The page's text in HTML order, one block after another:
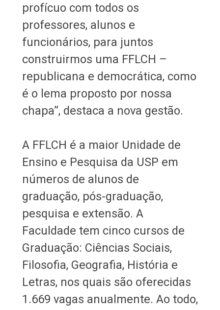
profícuo com todos os
professores, alunos e
funcionários, para juntos
construirmos uma FFLCH –
republicana e democrática, como
é o lema proposto por nossa
chapa”, destaca a nova gestão.
A FFLCH é a maior Unidade de
Ensino e Pesquisa da USP em
números de alunos de
graduação, pós-graduação,
pesquisa e extensão. A
Faculdade tem cinco cursos de
Graduação: Ciências Sociais,
Filosofia, Geografia, História e
Letras, nos quais são oferecidas
1.669 vagas anualmente. Ao todo,